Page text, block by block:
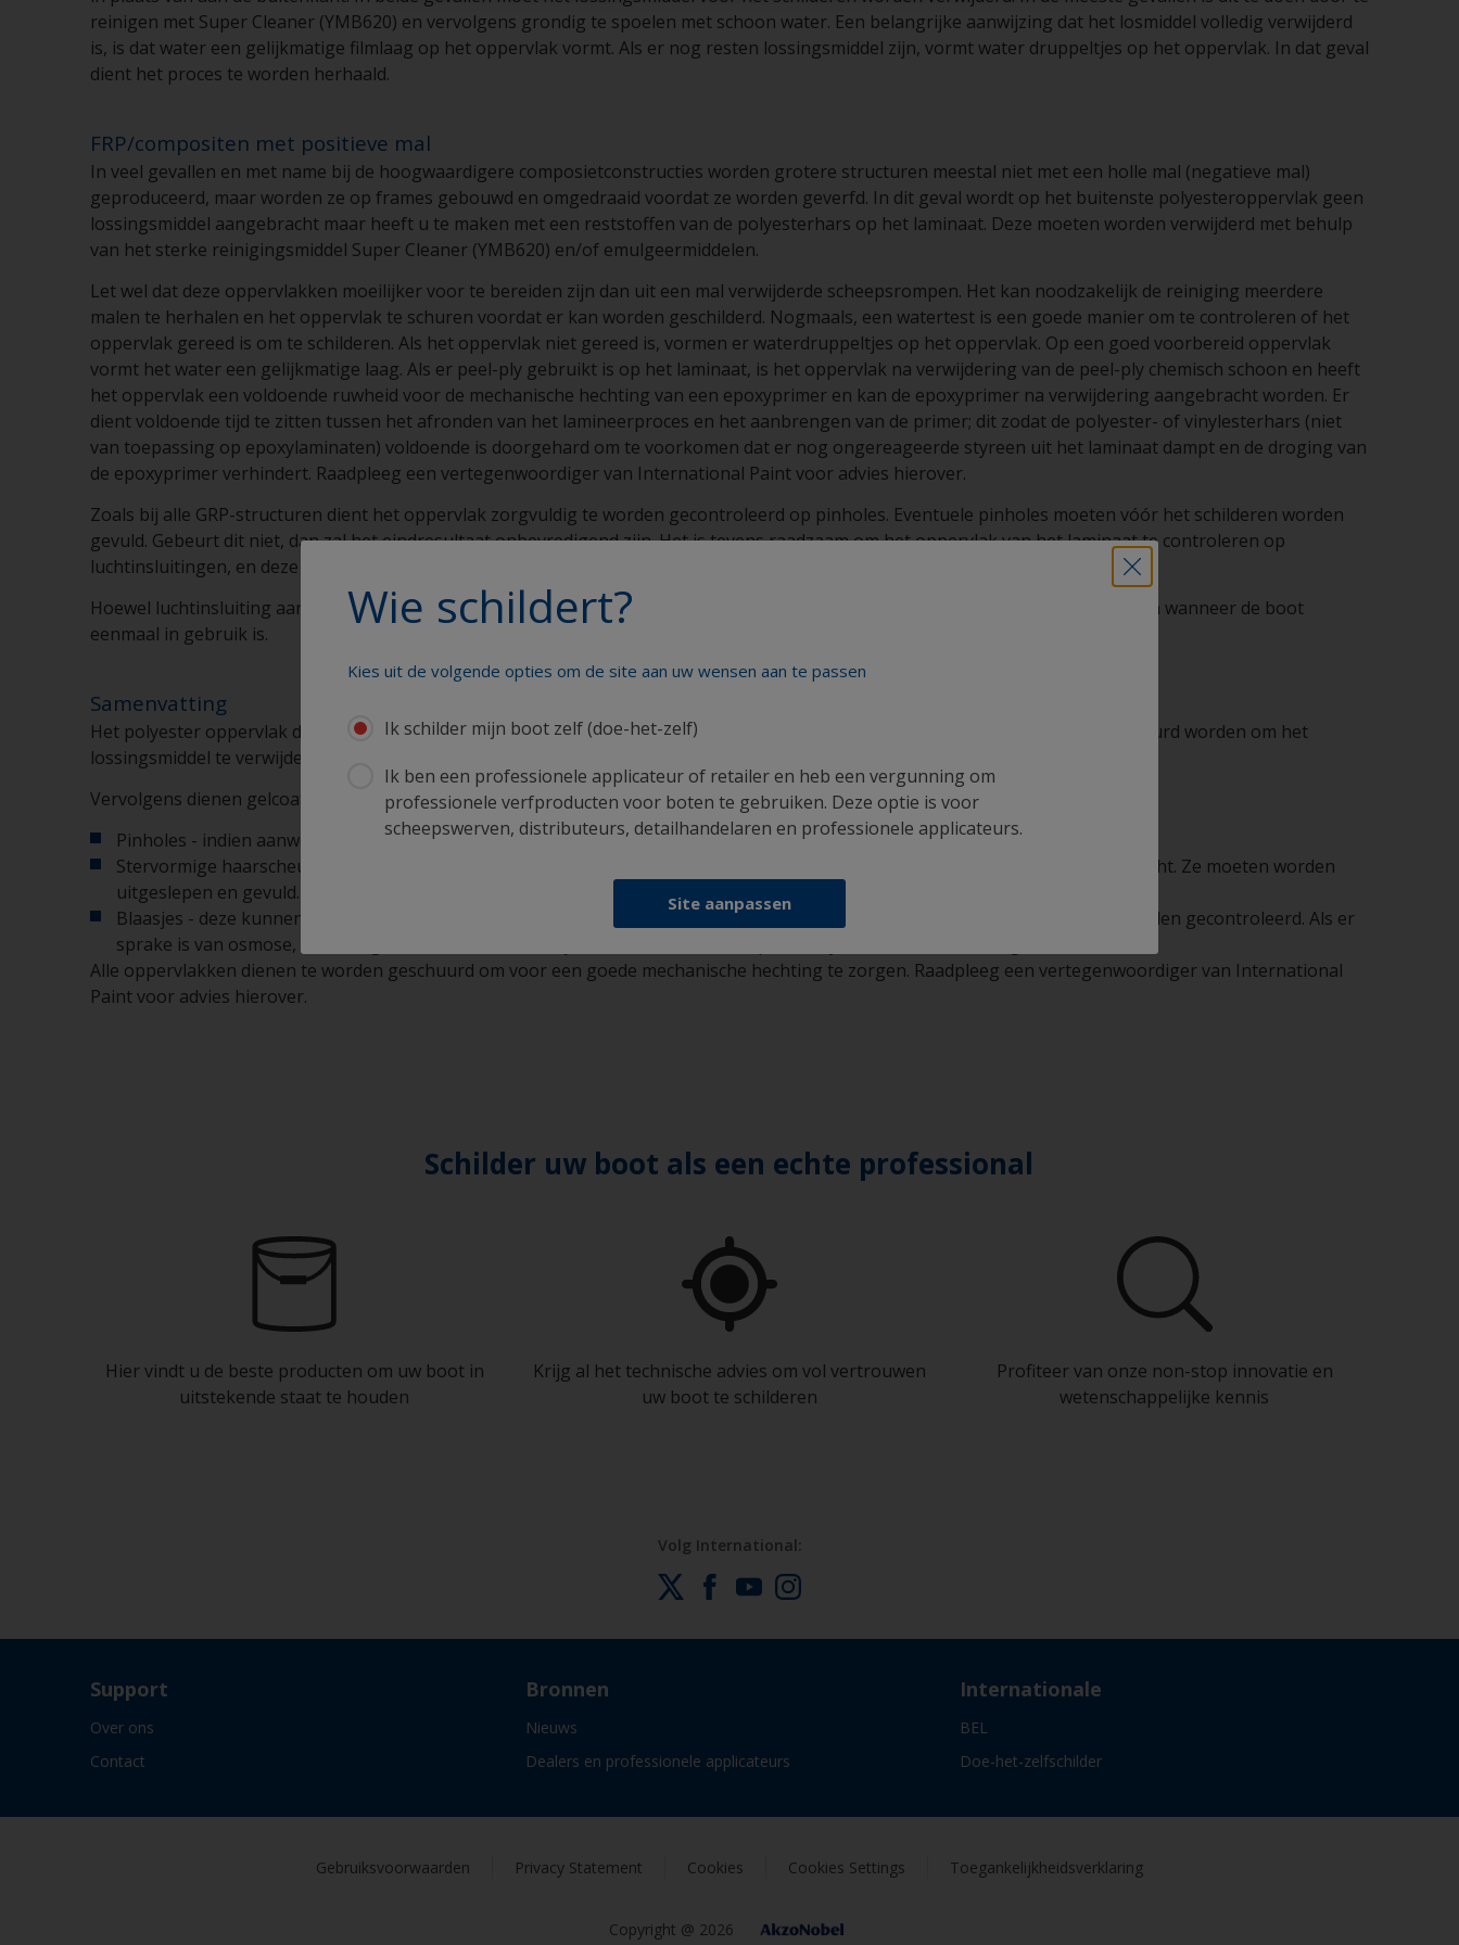
reinigen met Super Cleaner (YMB620) en vervolgens grondig te spoelen met schoon water. Een belangrijke aanwijzing dat het losmiddel volledig verwijderd
is, is dat water een gelijkmatige filmlaag op het oppervlak vormt. Als er nog resten lossingsmiddel zijn, vormt water druppeltjes op het oppervlak. In dat geval
dient het proces te worden herhaald.
FRP/compositen met positieve mal
In veel gevallen en met name bij de hoogwaardigere composietconstructies worden grotere structuren meestal niet met een holle mal (negatieve mal)
geproduceerd, maar worden ze op frames gebouwd en omgedraaid voordat ze worden geverfd. In dit geval wordt op het buitenste polyesteroppervlak geen
lossingsmiddel aangebracht maar heeft u te maken met een reststoffen van de polyesterhars op het laminaat. Deze moeten worden verwijderd met behulp
van het sterke reinigingsmiddel Super Cleaner (YMB620) en/of emulgeermiddelen.
Let wel dat deze oppervlakken moeilijker voor te bereiden zijn dan uit een mal verwijderde scheepsrompen. Het kan noodzakelijk de reiniging meerdere
malen te herhalen en het oppervlak te schuren voordat er kan worden geschilderd. Nogmaals, een watertest is een goede manier om te controleren of het
oppervlak gereed is om te schilderen. Als het oppervlak niet gereed is, vormen er waterdruppeltjes op het oppervlak. Op een goed voorbereid oppervlak
vormt het water een gelijkmatige laag. Als er peel-ply gebruikt is op het laminaat, is het oppervlak na verwijdering van de peel-ply chemisch schoon en heeft
het oppervlak een voldoende ruwheid voor de mechanische hechting van een epoxyprimer en kan de epoxyprimer na verwijdering aangebracht worden. Er
dient voldoende tijd te zitten tussen het afronden van het lamineerproces en het aanbrengen van de primer; dit zodat de polyester- of vinylesterhars (niet
van toepassing op epoxylaminaten) voldoende is doorgehard om te voorkomen dat er nog ongereageerde styreen uit het laminaat dampt en de droging van
de epoxyprimer verhindert. Raadpleeg een vertegenwoordiger van International Paint voor advies hierover.
Zoals bij alle GRP-structuren dient het oppervlak zorgvuldig te worden gecontroleerd op pinholes. Eventuele pinholes moeten vóór het schilderen worden
gevuld. Gebeurt dit niet, dan zal het eindresultaat onbevredigend zijn. Het is tevens raadzaam om het oppervlak van het laminaat te controleren op
luchtinsluitingen, en deze open te maken en te plamuren, na het ontvetten van de romp en vóór het aanbrengen van de verf.
Hoewel luchtinsluiting aanvankelijk geen invloed heeft op de uiteindelijke afwerking, leidt het tot blaasvorming en/of haarscheuren wanneer de boot
eenmaal in gebruik is.
Samenvatting
Het polyester oppervlak dat van een mal komt dient grondig te worden gereinigd met Super Cleaner (YMB620) en mogelijk geschuurd worden om het
lossingsmiddel te verwijderen.
Vervolgens dienen gelcoat oppervlakken te worden gecontroleerd op:
Pinholes - indien aanwezig dienen deze vóór het schilderen worden gevuld.
Stervormige haarscheuren - deze zijn zeer moeilijk te ontdekken en verschijnen soms pas nadat de eerste verflaag is aangebracht. Ze moeten worden
uitgeslepen en gevuld.
Blaasjes - deze kunnen op vochtintreding duiden, dus dient de scheepsromp met behulp van een vochtmeter op osmose te worden gecontroleerd. Als er
sprake is van osmose, dient de gelcoat te worden verwijderd en een osmose-reparatie systeem te worden aangebracht.
Alle oppervlakken dienen te worden geschuurd om voor een goede mechanische hechting te zorgen. Raadpleeg een vertegenwoordiger van International
Paint voor advies hierover.
Wie schildert?
Kies uit de volgende opties om de site aan uw wensen aan te passen
Ik schilder mijn boot zelf (doe-het-zelf)
Ik ben een professionele applicateur of retailer en heb een vergunning om
professionele verfproducten voor boten te gebruiken. Deze optie is voor
scheepswerven, distributeurs, detailhandelaren en professionele applicateurs.
Site aanpassen
Schilder uw boot als een echte professional
Hier vindt u de beste producten om uw boot in
uitstekende staat te houden
Krijg al het technische advies om vol vertrouwen
uw boot te schilderen
Profiteer van onze non-stop innovatie en
wetenschappelijke kennis
Volg International:
Support
Over ons
Contact
Bronnen
Nieuws
Dealers en professionele applicateurs
Internationale
BEL
Doe-het-zelfschilder
Gebruiksvoorwaarden Privacy Statement Cookies Cookies Settings Toegankelijkheidsverklaring
Copyright @ 2026